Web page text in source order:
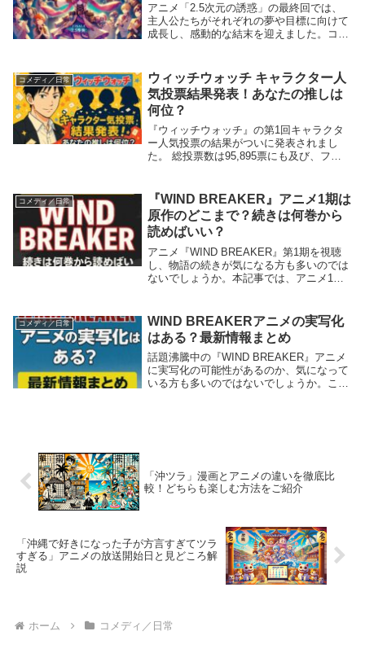
アニメ「2.5次元の誘惑」の最終回では、
主人公たちがそれぞれの夢や目標に向けて
成長し、感動的な結末を迎えました。コス
リーで多くの視聴者を魅了しました。この
記事では、...
コメディ／日常
ウィッチウォッチ キャラクター人
気投票結果発表！あなたの推しは
何位？
『ウィッチウォッチ』の第1回キャラクタ
ー人気投票の結果がついに発表されまし
た。 総投票数は95,895票にも及び、ファ
は何位にランクインしていたのでしょう
か？気にな...
コメディ／日常
『WIND BREAKER』アニメ1期は
原作のどこまで？続きは何巻から
読めばいい？
アニメ『WIND BREAKER』第1期を視聴
し、物語の続きが気になる方も多いのでは
ないでしょうか。本記事では、アニメ1期
しく解説します。さらに、続きのエピソー
ドが...
コメディ／日常
WIND BREAKERアニメの実写化
はある？最新情報まとめ
話題沸騰中の『WIND BREAKER』アニメ
に実写化の可能性があるのか、気になって
いる方も多いのではないでしょうか。この
「沖ツラ」漫画とアニメの違いを徹底比
較！どちらも楽しむ方法をご紹介
「沖縄で好きになった子が方言すぎてツラ
すぎる」アニメの放送開始日と見どころ解
説
ホーム コメディ／日常